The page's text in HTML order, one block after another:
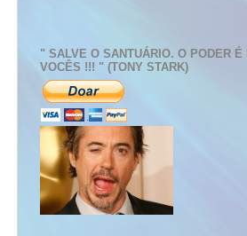
" SALVE O SANTUÁRIO. O PODER É
VOCÊS !!! " (TONY STARK)